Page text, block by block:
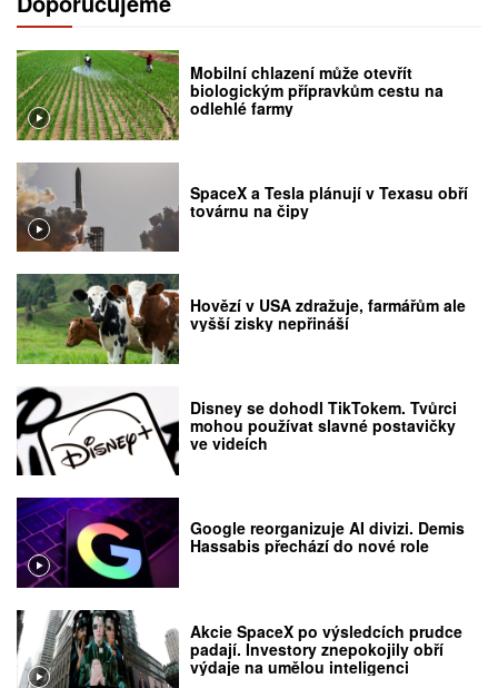
Mobilní chlazení může otevřít
biologickým přípravkům cestu na
odlehlé farmy
SpaceX a Tesla plánují v Texasu obří
továrnu na čipy
Hovězí v USA zdražuje, farmářům ale
vyšší zisky nepřináší
Disney se dohodl TikTokem. Tvůrci
mohou používat slavné postavičky
ve videích
Google reorganizuje AI divizi. Demis
Hassabis přechází do nové role
Akcie SpaceX po výsledcích prudce
padají. Investory znepokojily obří
výdaje na umělou inteligenci